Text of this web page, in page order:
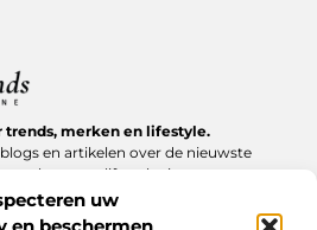
uw
en beschermen
trends, merken en lifestyle.
en artikelen over de nieuwste
haves en lifestyle tips.